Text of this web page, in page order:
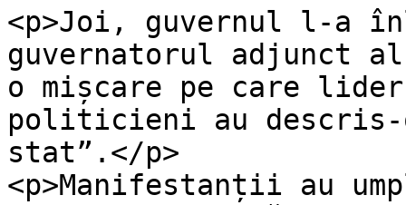
<p>Joi, guvernul l-a
guvernatorul adjunct
o mișcare pe care
politicieni au
stat”.</p>
<p>Manifestanții au